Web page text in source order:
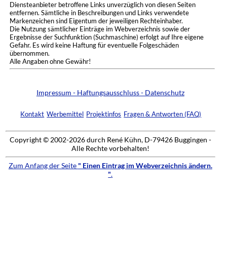
Diensteanbieter betroffene Links unverzüglich von diesen Seiten
entfernen. Sämtliche in Beschreibungen und Links verwendete
Markenzeichen sind Eigentum der jeweiligen Rechteinhaber.
Die Nutzung sämtlicher Einträge im Webverzeichnis sowie der
Ergebnisse der Suchfunktion (Suchmaschine) erfolgt auf Ihre eigene
Gefahr. Es wird keine Haftung für eventuelle Folgeschäden
übernommen.
Alle Angaben ohne Gewähr!
Impressum - Haftungsausschluss - Datenschutz
Kontakt Werbemittel Projektinfos Fragen & Antworten (FAQ)
Copyright © 2002-2026 durch René Kühn, D-79426 Buggingen -
Alle Rechte vorbehalten!
Zum Anfang der Seite " Einen Eintrag im Webverzeichnis ändern.
".